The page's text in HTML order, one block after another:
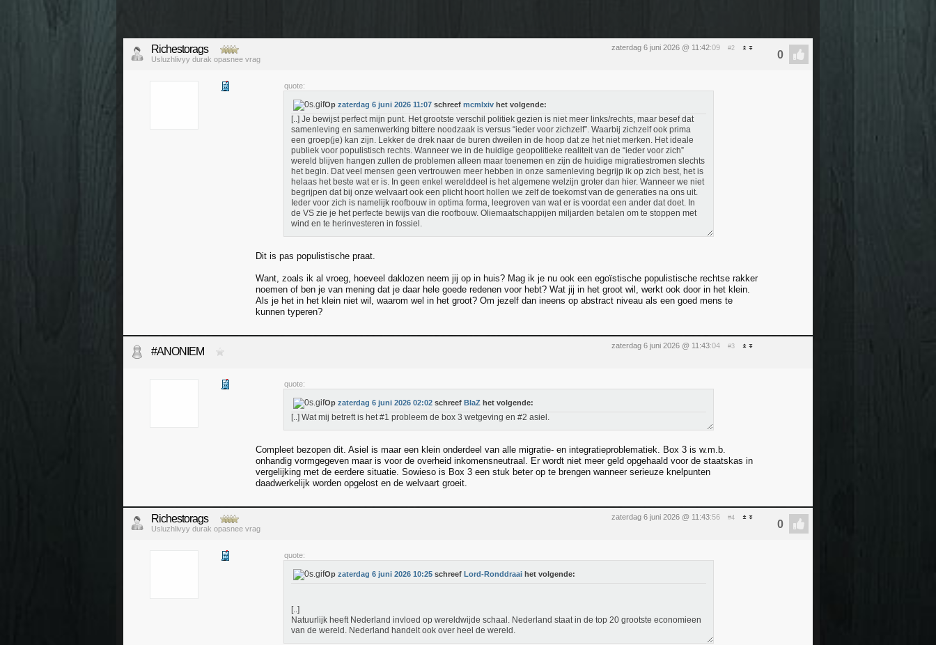
zaterdag 6 juni 2026 @ 11:42:09 #2
Richestorags
Usluzhlivyy durak opasnee vrag
quote:
Op zaterdag 6 juni 2026 11:07 schreef mcmlxiv het volgende:
[..] Je bewijst perfect mijn punt. Het grootste verschil politiek gezien is niet meer links/rechts, maar besef dat
samenleving en samenwerking bittere noodzaak is versus “ieder voor zichzelf”. Waarbij zichzelf ook prima
een groep(je) kan zijn. Lekker de drek naar de buren dweilen in de hoop dat ze het niet merken. Het ideale
publiek voor populistisch rechts. Wanneer we in de huidige geopolitieke realiteit van de “ieder voor zich”
wereld blijven hangen zullen de problemen alleen maar toenemen en zijn de huidige migratiestromen slechts
het begin. Dat veel mensen geen vertrouwen meer hebben in onze samenleving begrijp ik op zich best, het is
helaas het beste wat er is. In geen enkel werelddeel is het algemene welzijn groter dan hier. Wanneer we niet
begrijpen dat bij onze welvaart ook een plicht hoort hollen we zelf de toekomst van de generaties na ons uit.
Ieder voor zich is namelijk roofbouw in optima forma, leegroven van wat er is voordat een ander dat doet. In
de VS zie je het perfecte bewijs van die roofbouw. Oliemaatschappijen miljarden betalen om te stoppen met
wind en te herinvesteren in fossiel.
Dit is pas populistische praat.
Want, zoals ik al vroeg, hoeveel daklozen neem jij op in huis? Mag ik je nu ook een egoïstische populistische rechtse rakker
noemen of ben je van mening dat je daar hele goede redenen voor hebt? Wat jij in het groot wil, werkt ook door in het klein.
Als je het in het klein niet wil, waarom wel in het groot? Om jezelf dan ineens op abstract niveau als een goed mens te
kunnen typeren?
zaterdag 6 juni 2026 @ 11:43:04 #3
#ANONIEM
quote:
Op zaterdag 6 juni 2026 02:02 schreef BlaZ het volgende:
[..] Wat mij betreft is het #1 probleem de box 3 wetgeving en #2 asiel.
Compleet bezopen dit. Asiel is maar een klein onderdeel van alle migratie- en integratieproblematiek. Box 3 is w.m.b.
onhandig vormgegeven maar is voor de overheid inkomensneutraal. Er wordt niet meer geld opgehaald voor de staatskas in
vergelijking met de eerdere situatie. Sowieso is Box 3 een stuk beter op te brengen wanneer serieuze knelpunten
daadwerkelijk worden opgelost en de welvaart groeit.
zaterdag 6 juni 2026 @ 11:43:56 #4
Richestorags
Usluzhlivyy durak opasnee vrag
quote:
Op zaterdag 6 juni 2026 10:25 schreef Lord-Ronddraai het volgende:
[..]
Natuurlijk heeft Nederland invloed op wereldwijde schaal. Nederland staat in de top 20 grootste economieen
van de wereld. Nederland handelt ook over heel de wereld.